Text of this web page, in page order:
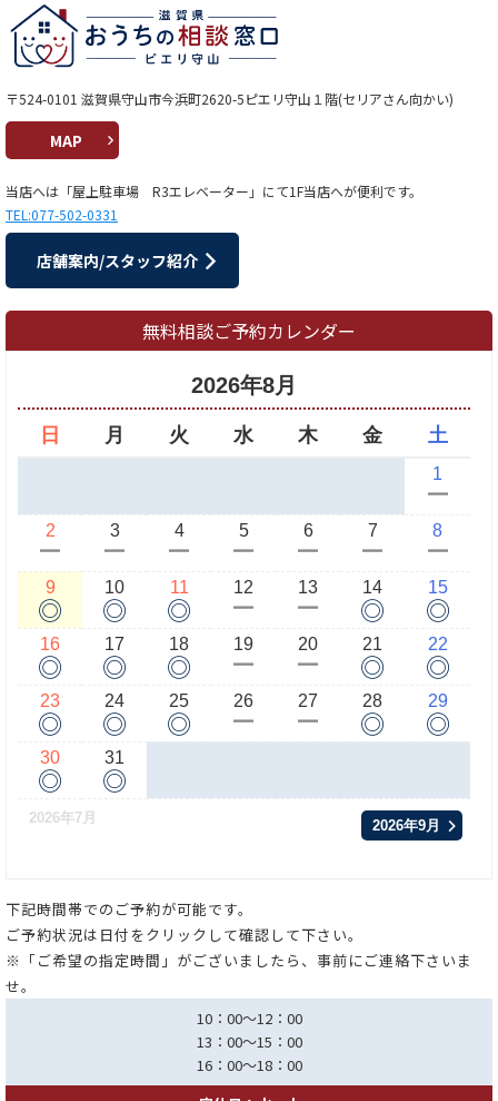
〒524-0101 滋賀県守山市今浜町2620-5ピエリ守山１階(セリアさん向かい)
MAP
当店へは「屋上駐車場 R3エレベーター」にて1F当店へが便利です。
TEL:077-502-0331
店舗案内/スタッフ紹介
無料相談ご予約カレンダー
2026年8月
日 月 火 水 木 金 土
1
ー
2
ー
3
ー
4
ー
5
ー
6
ー
7
ー
8
ー
9
◎
10
◎
11
◎
12
ー
13
ー
14
◎
15
◎
16
◎
17
◎
18
◎
19
ー
20
ー
21
◎
22
◎
23
◎
24
◎
25
◎
26
ー
27
ー
28
◎
29
◎
30
◎
31
◎
2026年7月 2026年9月
下記時間帯でのご予約が可能です。
ご予約状況は日付をクリックして確認して下さい。
※「ご希望の指定時間」がございましたら、事前にご連絡下さいま
せ。
10：00～12：00
13：00～15：00
16：00～18：00